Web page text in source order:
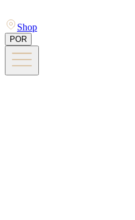
Shop
POR